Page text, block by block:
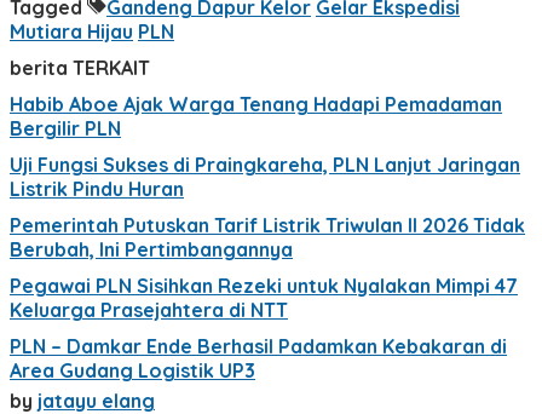
Tagged Gandeng Dapur Kelor Gelar Ekspedisi
Mutiara Hijau PLN
berita TERKAIT
Habib Aboe Ajak Warga Tenang Hadapi Pemadaman
Bergilir PLN
Uji Fungsi Sukses di Praingkareha, PLN Lanjut Jaringan
Listrik Pindu Huran
Pemerintah Putuskan Tarif Listrik Triwulan II 2026 Tidak
Berubah, Ini Pertimbangannya
Pegawai PLN Sisihkan Rezeki untuk Nyalakan Mimpi 47
Keluarga Prasejahtera di NTT
PLN – Damkar Ende Berhasil Padamkan Kebakaran di
Area Gudang Logistik UP3
by jatayu elang